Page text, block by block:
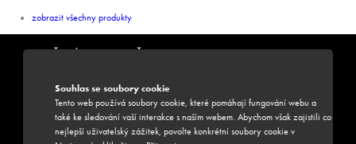
Souhlas se soubory cookie
Tento web používá soubory cookie, které pomáhají fungování webu a
také ke sledování vaší interakce s naším webem. Abychom však zajistili co
nejlepší uživatelský zážitek, povolte konkrétní soubory cookie v
zobrazit všechny produkty
PŘIHLÁSIT SE K ODBĚRU NEWSLETTERU JUNGLE WAY
Zadáním své e-mailové adresy souhlasíte s odběrem newsletteru